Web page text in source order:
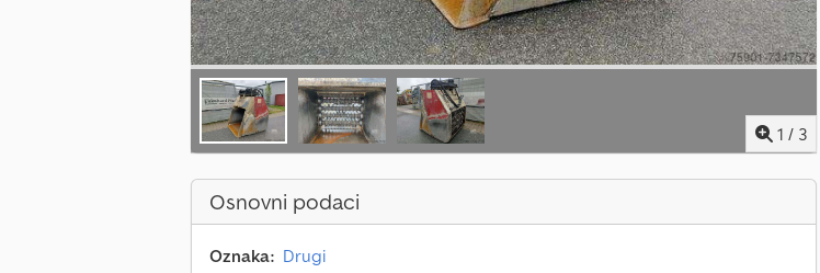
1 / 3
Osnovni podaci
Oznaka: Drugi